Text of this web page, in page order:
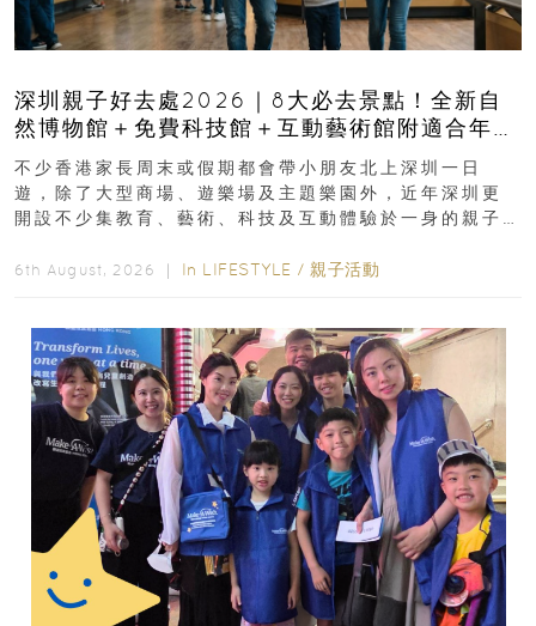
深圳親子好去處2026｜8大必去景點！全新自
然博物館＋免費科技館＋互動藝術館附適合年
齡、交通、門票、開放時間
不少香港家長周末或假期都會帶小朋友北上深圳一日
遊，除了大型商場、遊樂場及主題樂園外，近年深圳更
開設不少集教育、藝術、科技及互動體驗於一身的親子
6th August, 2026 ｜ In LIFESTYLE / 親子活動